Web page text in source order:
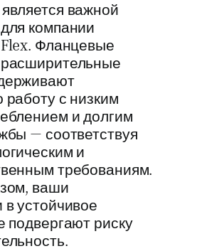
важной
компании
Фланцевые
работу с низким
и долгим
— соответствуя
и
требованиям.
ваши
в устойчивое
подвергают риску